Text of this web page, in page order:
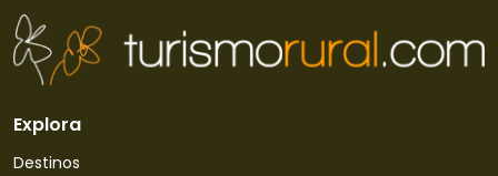
Explora
Destinos